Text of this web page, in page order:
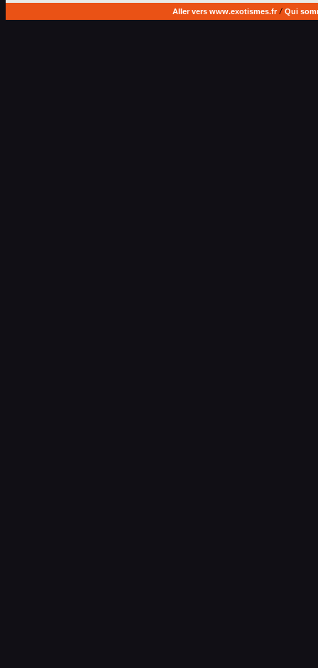
Aller vers www.exotismes.fr/ Qui